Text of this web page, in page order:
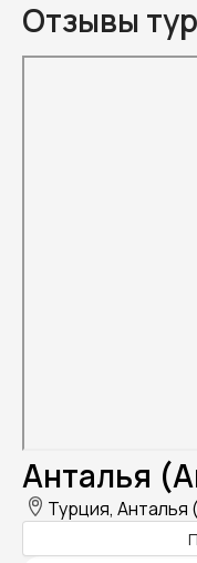
Отзывы
Анталья
Турция, Анталья